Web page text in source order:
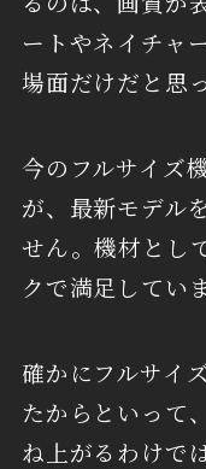
ートやネイチャ
場面だけだと思
今のフルサイズ
が、最新モデル
せん。機材とし
クで満足していま
確かにフルサイ
たからといって
ね上がるわけで